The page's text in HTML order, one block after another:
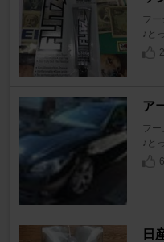
フー
♪と
ア
フー
♪と
6
日